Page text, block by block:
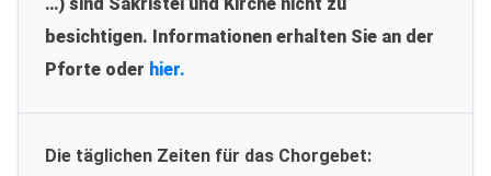
…) sind Sakristei und Kirche nicht zu
besichtigen. Informationen erhalten Sie an der
Pforte oder hier.
Die täglichen Zeiten für das Chorgebet: